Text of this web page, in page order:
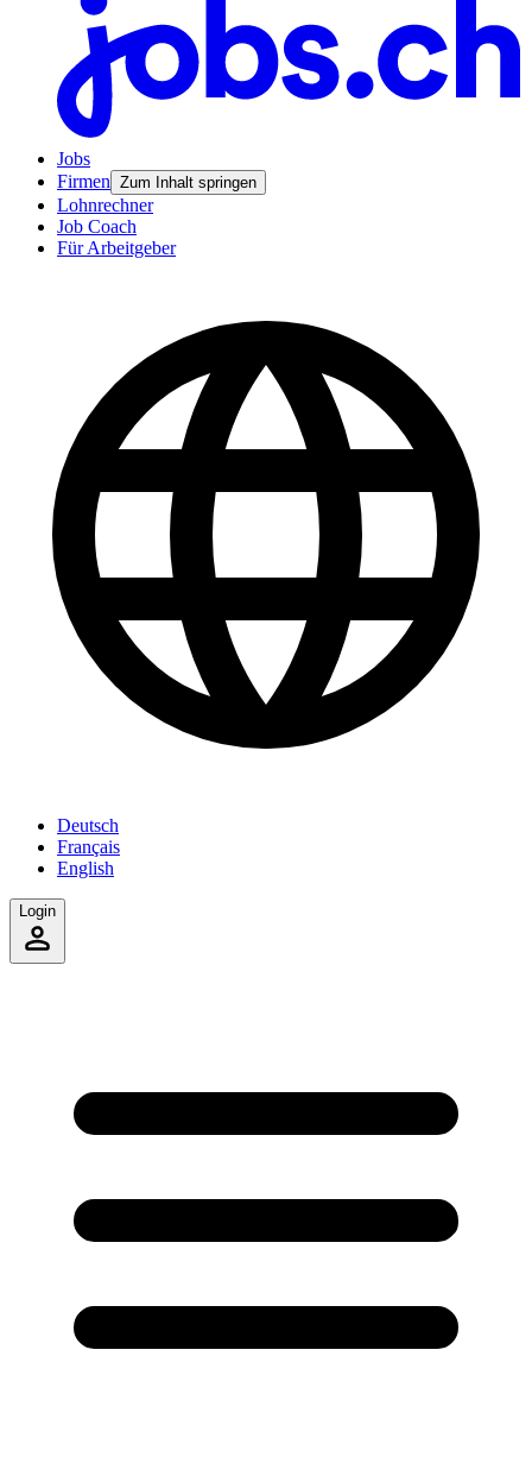
Jobs
Firmen Zum Inhalt springen
Lohnrechner
Job Coach
Für Arbeitgeber
Deutsch
Français
English
Login